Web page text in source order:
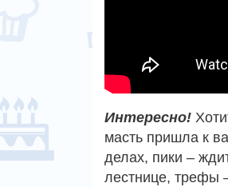
Интересно!
масть пришла к
делах, пики –
лестнице, трефы